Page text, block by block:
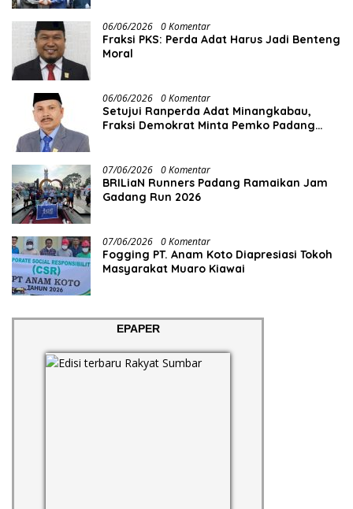
06/06/2026 0 Komentar
Fraksi PKS: Perda Adat Harus Jadi Benteng
Moral
06/06/2026 0 Komentar
Setujui Ranperda Adat Minangkabau,
Fraksi Demokrat Minta Pemko Padang
07/06/2026 0 Komentar
BRILiaN Runners Padang Ramaikan Jam
Gadang Run 2026
07/06/2026 0 Komentar
Fogging PT. Anam Koto Diapresiasi Tokoh
EPAPER